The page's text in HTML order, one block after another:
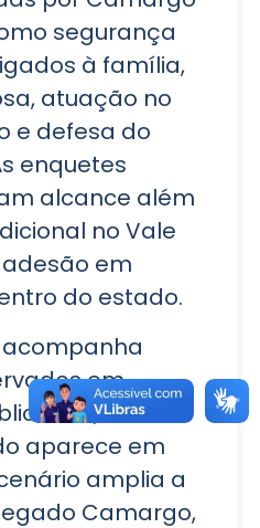
segurança
à família,
atuação no
e defesa do
enquetes
alcance além
no Vale
em
do estado.
em
nas
aparece em
amplia a
Camargo,